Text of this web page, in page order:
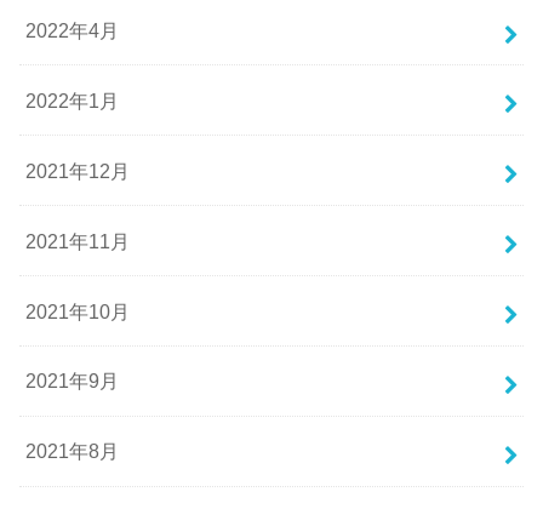
2022年4月
2022年1月
2021年12月
2021年11月
2021年10月
2021年9月
2021年8月